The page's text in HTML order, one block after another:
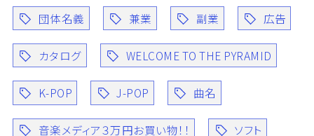
団体名義 兼業 副業 広告
カタログ WELCOME TO THE PYRAMID
K-POP J-POP 曲名
音楽メディア３万円お買い物！！ ソフト